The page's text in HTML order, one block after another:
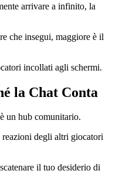
arrivare a infinito, la
che insegui, maggiore è il
incollati agli schermi.
la Chat Conta
un hub comunitario.
degli altri giocatori
il tuo desiderio di